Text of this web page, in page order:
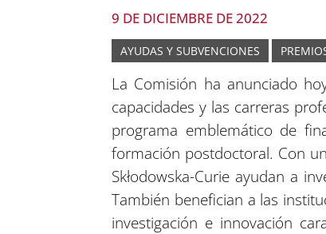
9 DE DICIEMBRE DE 2022
AYUDAS Y SUBVENCIONES
La Comisión ha anunciado
capacidades y las carreras
programa emblemático de
formación postdoctoral. Con
Skłodowska-Curie ayudan a
También benefician a las
investigación e innovación